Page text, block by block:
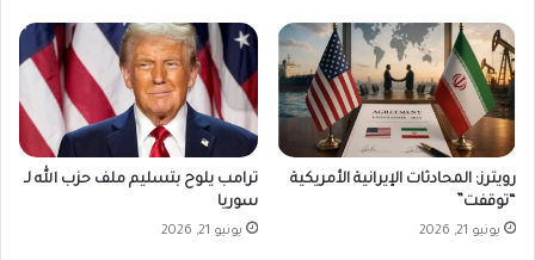
رويترز: المحادثات الإيرانية الأمريكية
“توقفت”
يونيو 21, 2026
ترامب يلوح بتسليم ملف حزب الله لـ
سوريا
يونيو 21, 2026